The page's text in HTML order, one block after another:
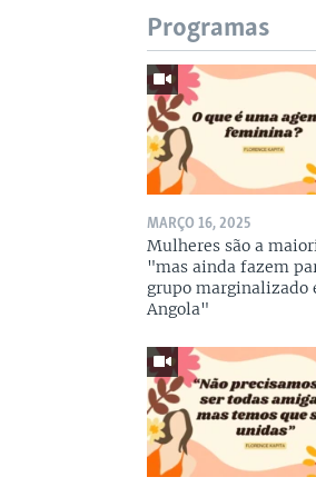
Programas
MARÇO 16, 2025
Mulheres são a
"mas ainda fazem
grupo marginalizado
Angola"